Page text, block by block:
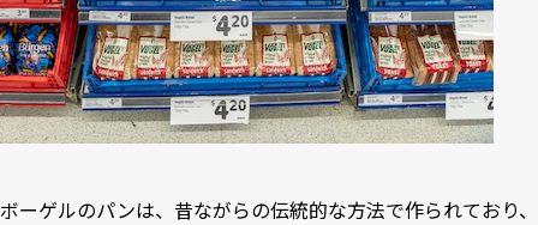
ボーゲルのパンは、昔ながらの伝統的な方法で作られており、